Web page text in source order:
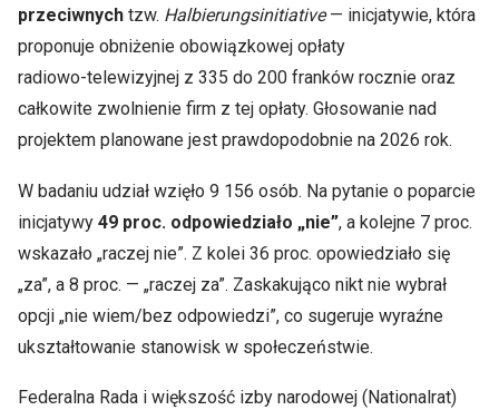
przeciwnych tzw. Halbierungsinitiative— inicjatywie, która
proponuje obniżenie obowiązkowej opłaty
radiowo‑telewizyjnej z 335 do 200 franków rocznie oraz
całkowite zwolnienie firm z tej opłaty. Głosowanie nad
projektem planowane jest prawdopodobnie na 2026 rok.
W badaniu udział wzięło 9 156 osób. Na pytanie o poparcie
inicjatywy 49 proc. odpowiedziało „nie”, a kolejne 7 proc.
wskazało „raczej nie”. Z kolei 36 proc. opowiedziało się
„za”, a 8 proc. — „raczej za”. Zaskakująco nikt nie wybrał
opcji „nie wiem/bez odpowiedzi”, co sugeruje wyraźne
ukształtowanie stanowisk w społeczeństwie.
Federalna Rada i większość izby narodowej (Nationalrat)